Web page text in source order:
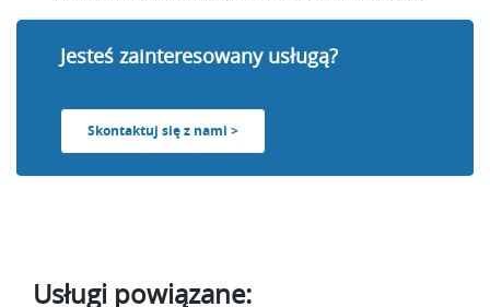
Usługi powiązane:
Jesteś zainteresowany usługą?
Skontaktuj się z nami >